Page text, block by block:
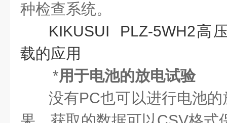
种检查系统。
KIKUSUI PLZ-5WH2高
载的应用
*用于电池的放电试验
没有PC也可以进行电池